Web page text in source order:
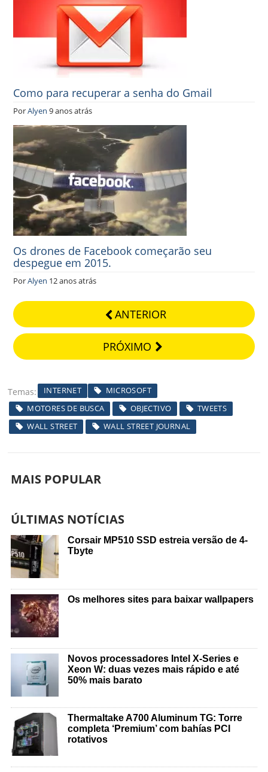
Como para recuperar a senha do Gmail
PorAlyen 9 anos atrás
Os drones de Facebook começarão seu
despegue em 2015.
PorAlyen 12 anos atrás
ANTERIOR
PRÓXIMO
Temas INTERNET
MICROSOFT
MOTORES DE BUSCA
OBJECTIVO
TWEETS
WALL STREET
WALL STREET JOURNAL
MAIS POPULAR
ÚLTIMAS NOTÍCIAS
Corsair MP510 SSD estreia versão de 4-
Tbyte
Os melhores sites para baixar wallpapers
Novos processadores Intel X-Series e
Xeon W: duas vezes mais rápido e até
50% mais barato
Thermaltake A700 Aluminum TG: Torre
completa ‘Premium’ com bahías PCI
rotativos